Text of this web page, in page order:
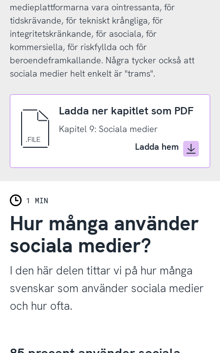
medieplattformarna vara ointressanta, för
tidskrävande, för tekniskt krångliga, för
integritetskränkande, för asociala, för
kommersiella, för riskfyllda och för
beroendeframkallande. Några tycker också att
sociala medier helt enkelt är "trams".
Ladda ner kapitlet som PDF
Kapitel 9: Sociala medier
Ladda hem
1 MIN
Hur många använder
sociala medier?
I den här delen tittar vi på hur många
svenskar som använder sociala medier
och hur ofta.